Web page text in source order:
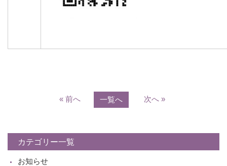
« 前へ 一覧へ 次へ »
カテゴリー一覧
お知らせ